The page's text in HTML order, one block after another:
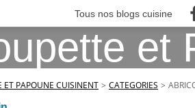
Tous nos blogs cuisine
PAPOUNE CUISINENT > CATEGORIES >